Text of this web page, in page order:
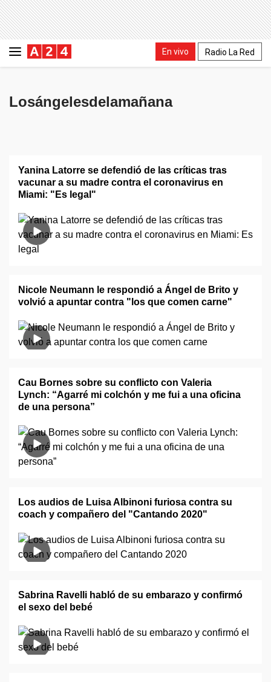
En vivo Radio La Red
Losángelesdelamañana
Yanina Latorre se defendió de las críticas tras
vacunar a su madre contra el coronavirus en
Miami: "Es legal"
Nicole Neumann le respondió a Ángel de Brito y
volvió a apuntar contra "los que comen carne"
Cau Bornes sobre su conflicto con Valeria
Lynch: “Agarré mi colchón y me fui a una oficina
de una persona”
Los audios de Luisa Albinoni furiosa contra su
coach y compañero del "Cantando 2020"
Sabrina Ravelli habló de su embarazo y confirmó
el sexo del bebé